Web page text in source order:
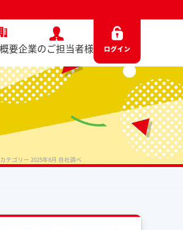
要企業のご担当者様
テゴリー 2025年8月 自社調べ